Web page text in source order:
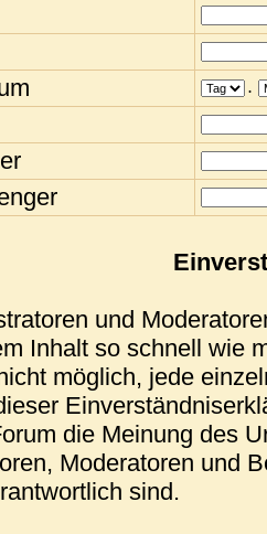
.
und
Inhalt so schnell wie
möglich, jede
die Meinung des
Moderatoren und
sind.